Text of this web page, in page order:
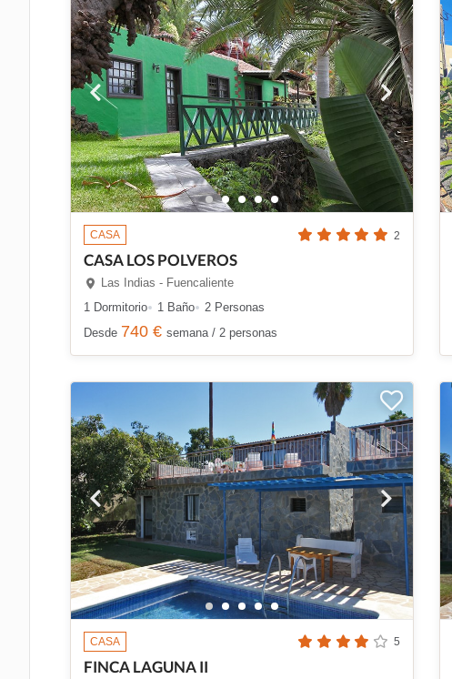
CASA 2
CASA LOS POLVEROS
Las Indias - Fuencaliente
1 Dormitorio
1 Baño
2 Personas
Desde 740 € semana / 2 personas
CASA 5
FINCA LAGUNA II